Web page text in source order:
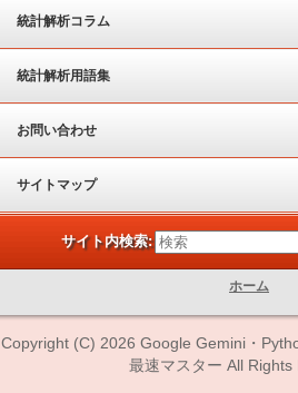
統計解析コラム
統計解析用語集
お問い合わせ
サイトマップ
サイト内検索:
ホーム
Copyright (C) 2026 Google Gemini・
最速マスター All Rights